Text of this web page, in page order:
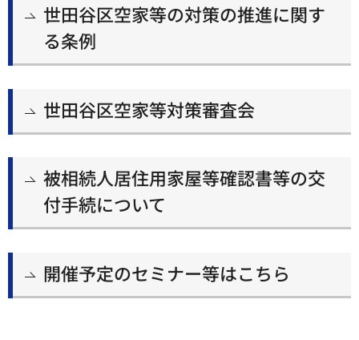
世田谷区空家等の対策の推進に関す
る条例
世田谷区空家等対策審査会
被相続人居住用家屋等確認書等の交
付手続について
開催予定のセミナー等はこちら